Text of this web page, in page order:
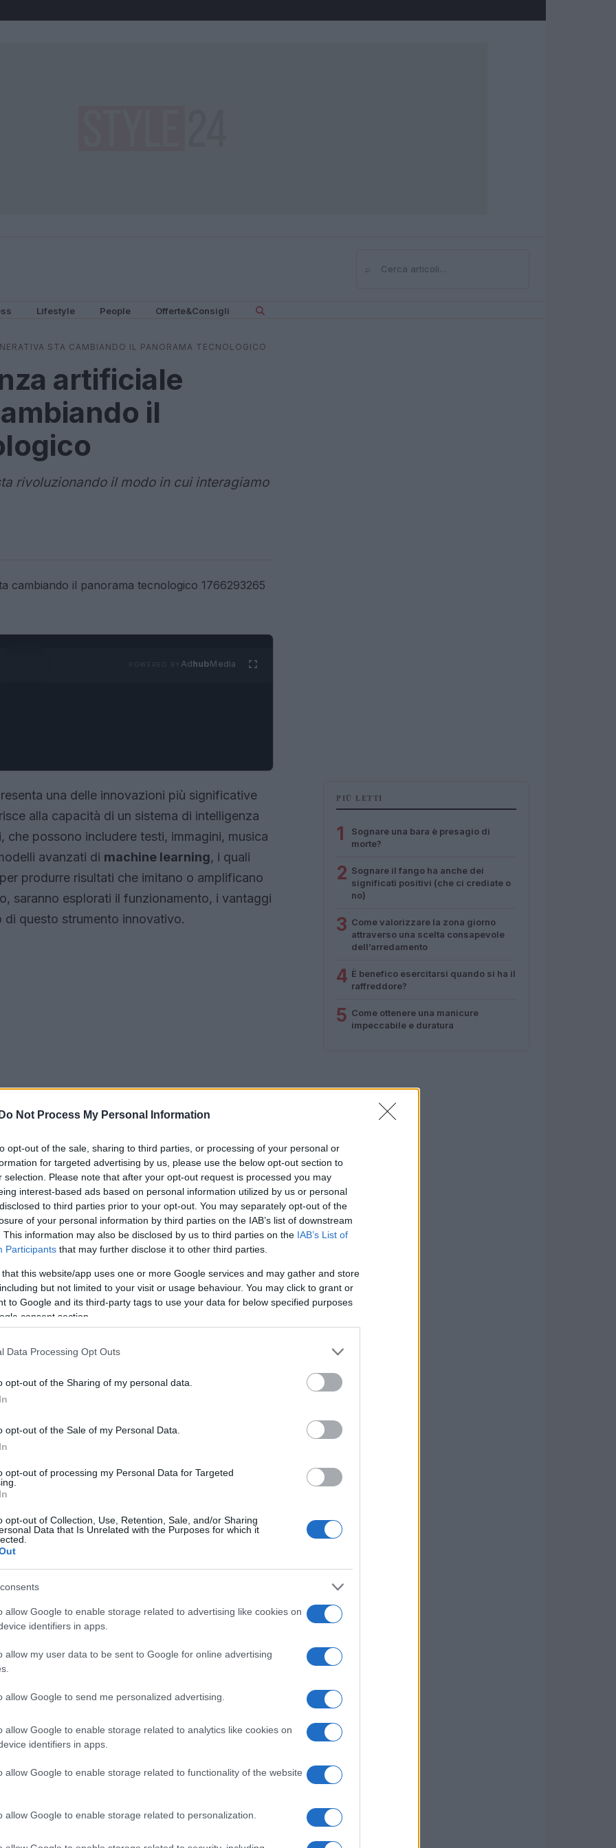
Do Not Process My Personal Information
opt-out of the sale, sharing to third parties, or processing of your personal or
for targeted advertising by us, please use the below opt-out section to
selection. Please note that after your opt-out request is processed you may
interest-based ads based on personal information utilized by us or personal
to third parties prior to your opt-out. You may separately opt-out of the
of your personal information by third parties on the IAB’s list of downstream
This information may also be disclosed by us to third parties on the IAB’s List of
Participants that may further disclose it to other third parties.
that this website/app uses one or more Google services and may gather and store
but not limited to your visit or usage behaviour. You may click to grant or
to Google and its third-party tags to use your data for below specified purposes
consent section.
Data Processing Opt Outs
opt-out of the Sharing of my personal data.
opt-out of the Sale of my Personal Data.
opt-out of processing my Personal Data for Targeted
opt-out of Collection, Use, Retention, Sale, and/or Sharing
Data that Is Unrelated with the Purposes for which it
allow Google to enable storage related to advertising like cookies on
identifiers in apps.
allow my user data to be sent to Google for online advertising
allow Google to send me personalized advertising.
allow Google to enable storage related to analytics like cookies on
identifiers in apps.
allow Google to enable storage related to functionality of the website
allow Google to enable storage related to personalization.
⌕Cerca
Lifestyle People Offerte&Consigli
STA CAMBIANDO IL PANORAMA TECNOLOGICO
artificiale
il
rivoluzionando il modo in cui interagiamo
AdhubMedia
una delle innovazioni più significative
alla capacità di un sistema di intelligenza
possono includere testi, immagini, musica
avanzati di machine learning, i quali
produrre risultati che imitano o amplificano
saranno esplorati il funzionamento, i vantaggi
questo strumento innovativo.
generativa si basa sualgoritmicomplessi e
Generative Adversarial Networks(GAN)
due componenti principali: ilgeneratore, che
questi dati rispetto a un insieme di dati
a un miglioramento continuo della qualità
(Generative Pre-trained Transformer),
per comprendere e generare testi.
corpus di dati testuali, apprendendo le
sono in grado di produrre contenuti
a domande o completando frasi
sono molteplici. Innanzitutto, questa
nella creazione di contenuti, riducendo i
Le aziende possono sfruttare
per articoli, report o assistenti virtuali che
PIÙ LETTI
1
Sognare una bara è presagio di
morte?
2 Sognare il fango ha anche dei
significati positivi (che ci crediate o
no)
3 Come valorizzare la zona giorno
attraverso una scelta consapevole
dell’arredamento
4 È benefico esercitarsi quando si ha il
raffreddore?
5 Come ottenere una manicure
impeccabile e duratura